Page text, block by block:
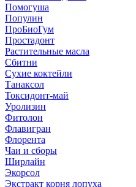
Помогуша
Популин
ПроБиоГум
Простадонт
Растительные масла
Сбитни
Сухие коктейли
Танаксол
Токсидонт-май
Уролизин
Фитолон
Флавигран
Флорента
Чаи и сборы
Ширлайн
Экорсол
Экстракт корня лопуха